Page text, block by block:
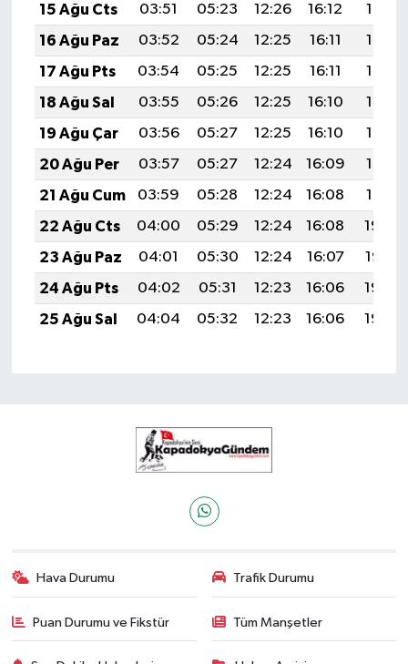
15 Ağu Cts
03:51 05:23 12:26 16:12
19:18
16 Ağu Paz
03:52 05:24 12:25 16:11
19:17
17 Ağu Pts
03:54 05:25 12:25 16:11
19:16
18 Ağu Sal
03:55 05:26 12:25 16:10
19:14
19 Ağu Çar
03:56 05:27 12:25 16:10
19:13
20 Ağu Per
03:57 05:27 12:24 16:09
19:12
21 Ağu Cum
03:59 05:28 12:24 16:08
19:10
22 Ağu Cts
04:00 05:29 12:24 16:08
19:09
23 Ağu Paz
04:01 05:30 12:24 16:07
19:07
24 Ağu Pts
04:02 05:31 12:23 16:06
19:06
25 Ağu Sal
04:04 05:32 12:23 16:06 19:05
Hava Durumu Trafik Durumu
Puan Durumu ve Fikstür Tüm Manşetler